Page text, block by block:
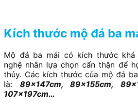
Kích thước mộ đá ba
Mộ đá ba mái có kích thước
nghệ nhân lựa chọn cẩn thận để
thủy. Các kích thước của mộ đá
là: 89x147cm, 89x155cm,
107x197cm…